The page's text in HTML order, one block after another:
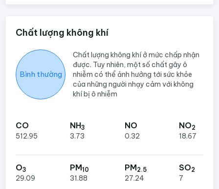
Chất lượng không khí
Bình thường
Chất lượng không khí ở mức chấp nhận
được. Tuy nhiên, một số chất gây ô
nhiễm có thể ảnh hưởng tới sức khỏe
của những người nhạy cảm với không
khí bị ô nhiễm
CO
512.95
NH3
3.73
NO
0.32
NO2
18.67
O3
29.09
PM10
31.88
PM2.5
27.24
SO2
7